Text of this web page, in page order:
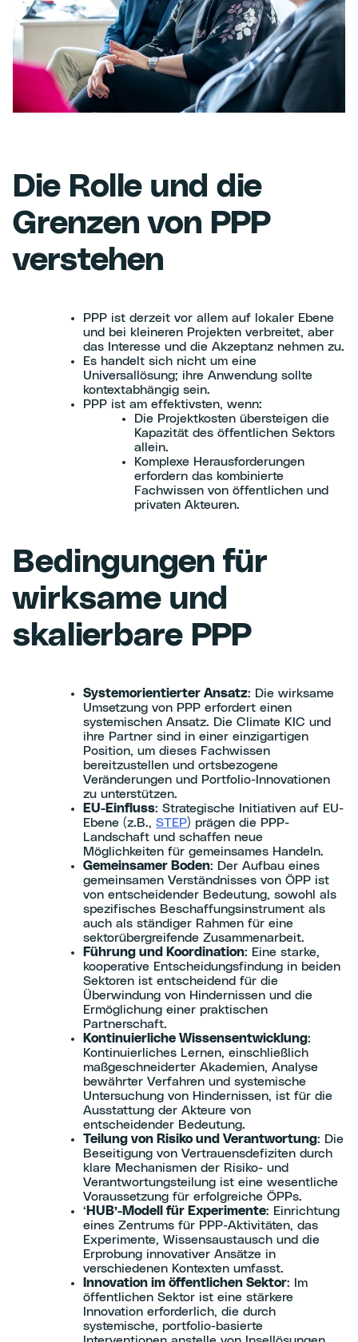
Die Rolle und die
Grenzen von PPP
verstehen
PPP ist derzeit vor allem auf lokaler Ebene
und bei kleineren Projekten verbreitet, aber
das Interesse und die Akzeptanz nehmen zu.
Es handelt sich nicht um eine
Universallösung; ihre Anwendung sollte
kontextabhängig sein.
PPP ist am effektivsten, wenn:
Die Projektkosten übersteigen die
Kapazität des öffentlichen Sektors
allein.
Komplexe Herausforderungen
erfordern das kombinierte
Fachwissen von öffentlichen und
privaten Akteuren.
Bedingungen für
wirksame und
skalierbare PPP
Systemorientierter Ansatz: Die wirksame
Umsetzung von PPP erfordert einen
systemischen Ansatz. Die Climate KIC und
ihre Partner sind in einer einzigartigen
Position, um dieses Fachwissen
bereitzustellen und ortsbezogene
Veränderungen und Portfolio-Innovationen
zu unterstützen.
EU-Einfluss: Strategische Initiativen auf EU-
Ebene (z.B., STEP) prägen die PPP-
Landschaft und schaffen neue
Möglichkeiten für gemeinsames Handeln.
Gemeinsamer Boden: Der Aufbau eines
gemeinsamen Verständnisses von ÖPP ist
von entscheidender Bedeutung, sowohl als
spezifisches Beschaffungsinstrument als
auch als ständiger Rahmen für eine
sektorübergreifende Zusammenarbeit.
Führung und Koordination: Eine starke,
kooperative Entscheidungsfindung in beiden
Sektoren ist entscheidend für die
Überwindung von Hindernissen und die
Ermöglichung einer praktischen
Partnerschaft.
Kontinuierliche Wissensentwicklung:
Kontinuierliches Lernen, einschließlich
maßgeschneiderter Akademien, Analyse
bewährter Verfahren und systemische
Untersuchung von Hindernissen, ist für die
Ausstattung der Akteure von
entscheidender Bedeutung.
Teilung von Risiko und Verantwortung: Die
Beseitigung von Vertrauensdefiziten durch
klare Mechanismen der Risiko- und
Verantwortungsteilung ist eine wesentliche
Voraussetzung für erfolgreiche ÖPPs.
‘ HUB’-Modell für Experimente: Einrichtung
eines Zentrums für PPP-Aktivitäten, das
Experimente, Wissensaustausch und die
Erprobung innovativer Ansätze in
verschiedenen Kontexten umfasst.
Innovation im öffentlichen Sektor: Im
öffentlichen Sektor ist eine stärkere
Innovation erforderlich, die durch
systemische, portfolio-basierte